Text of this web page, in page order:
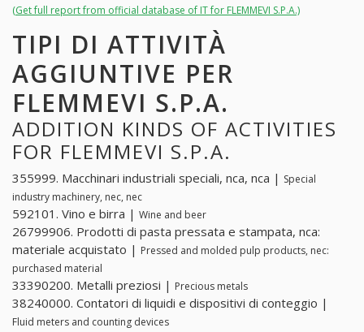
(Get full report from official database of IT for FLEMMEVI S.P.A.)
TIPI DI ATTIVITÀ
AGGIUNTIVE PER
FLEMMEVI S.P.A.
ADDITION KINDS OF ACTIVITIES
FOR FLEMMEVI S.P.A.
355999. Macchinari industriali speciali, nca, nca | Special
industry machinery, nec, nec
592101. Vino e birra | Wine and beer
26799906. Prodotti di pasta pressata e stampata, nca:
materiale acquistato | Pressed and molded pulp products, nec:
purchased material
33390200. Metalli preziosi | Precious metals
38240000. Contatori di liquidi e dispositivi di conteggio |
Fluid meters and counting devices